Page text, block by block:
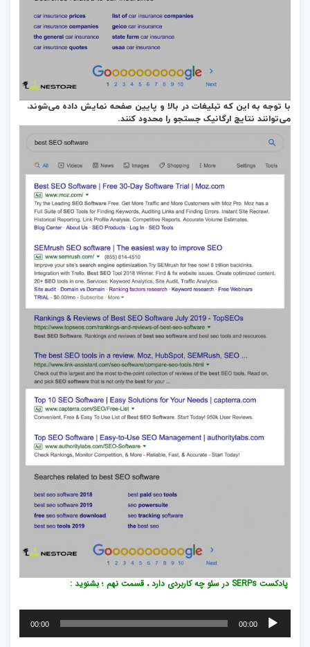
با توجه به این‌ که تبلیغات در بالا و پایین صفحه‌ نمایش داده می‌شوند،
می‌توانند نتایج ارگانیک جستجو را محدود کنند.
پادکست SERPs در سئو چه کاربردی دارد ، قسمت نهم ؛ بشنوید :
پخش‌کننده
صوت
00:00
00:00